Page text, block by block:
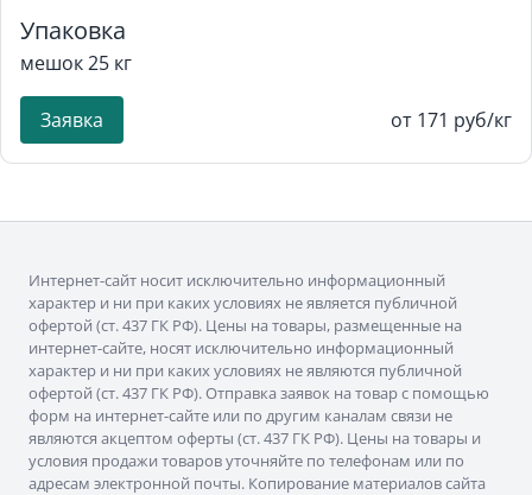
Упаковка
мешок 25 кг
Заявка от 171 руб/кг
Интернет-сайт носит исключительно информационный
характер и ни при каких условиях не является публичной
офертой (ст. 437 ГК РФ). Цены на товары, размещенные на
интернет-сайте, носят исключительно информационный
характер и ни при каких условиях не являются публичной
офертой (ст. 437 ГК РФ). Отправка заявок на товар с помощью
форм на интернет-сайте или по другим каналам связи не
являются акцептом оферты (ст. 437 ГК РФ). Цены на товары и
условия продажи товаров уточняйте по телефонам или по
адресам электронной почты. Копирование материалов сайта